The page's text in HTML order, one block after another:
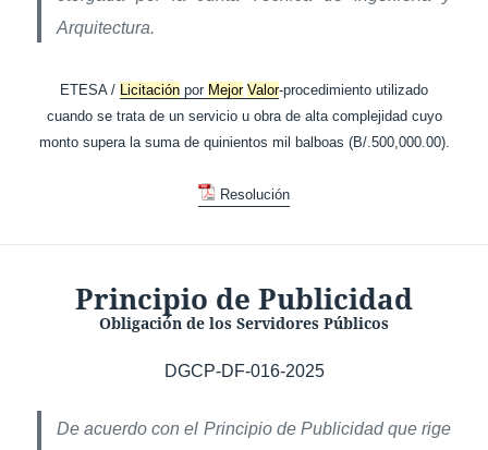
Arquitectura.
ETESA / Licitación por Mejor Valor-procedimiento utilizado
cuando se trata de un servicio u obra de alta complejidad cuyo
monto supera la suma de quinientos mil balboas (B/.500,000.00).
Resolución
Principio de Publicidad
Obligación de los Servidores Públicos
DGCP-DF-016-2025
De acuerdo con el Principio de Publicidad que rige